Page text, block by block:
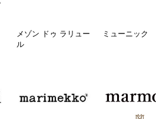
メゾン ドゥ ラリュー
ル
ミューニック